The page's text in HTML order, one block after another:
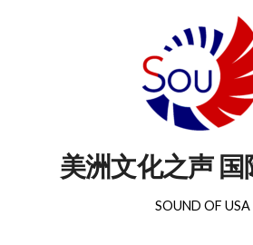
美洲文化之声 国
SOUND OF USA